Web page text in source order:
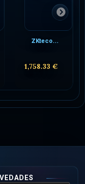
ZKteco...
1,758.33 €